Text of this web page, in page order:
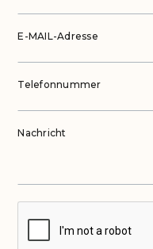
E-MAIL-Adresse
Telefonnummer
Nachricht